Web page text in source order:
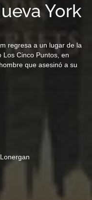
York
regresa a un lugar de la
Los Cinco Puntos, en
que asesinó a su